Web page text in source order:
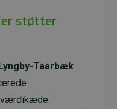
støtter
Taarbæk
værdikæde.